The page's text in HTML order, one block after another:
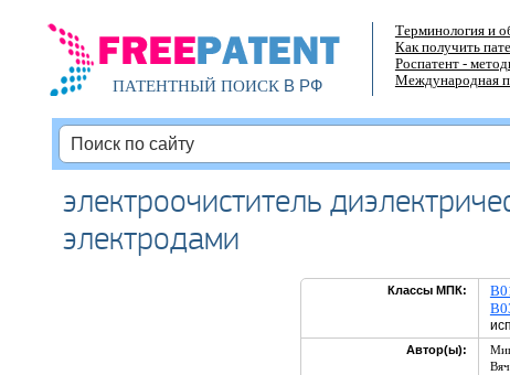
ПАТЕНТНЫЙ ПОИСКВ РФ
Терминология и
Как получить
Роспатент -
Международная
электроочиститель
электродами
Классы МПК:
Автор(ы):